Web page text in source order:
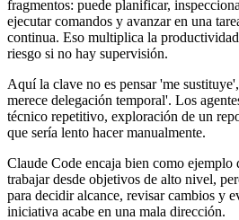
fragmentos: puede planificar,
ejecutar comandos y avanzar en una
continua. Eso multiplica la
riesgo si no hay supervisión.
Aquí la clave no es pensar 'me
merece delegación temporal'. Los
técnico repetitivo, exploración de un
que sería lento hacer manualmente.
Claude Code encaja bien como ejemplo
trabajar desde objetivos de alto nivel,
para decidir alcance, revisar cambios y
iniciativa acabe en una mala dirección.